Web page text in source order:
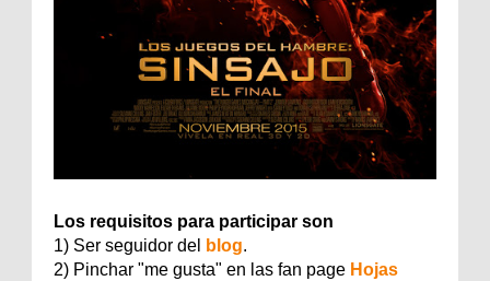
Los requisitos para participar son
1) Ser seguidor del
blog.
2) Pinchar "me gusta" en las fan page Hojas